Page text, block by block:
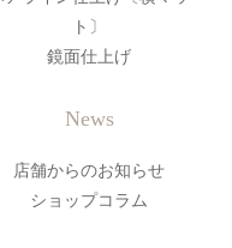
ト〕
鏡面仕上げ
News
店舗からのお知らせ
ショップコラム